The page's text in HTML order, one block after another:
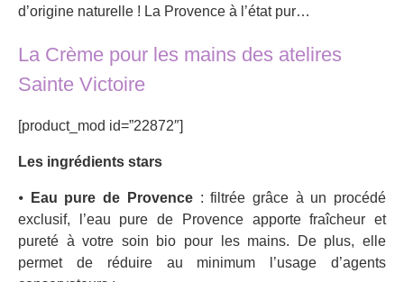
d’origine naturelle ! La Provence à l’état pur…
La Crème pour les mains des atelires
Sainte Victoire
[product_mod id=”22872″]
Les ingrédients stars
⦁ Eau pure de Provence: filtrée grâce à un procédé
exclusif, l’eau pure de Provence apporte fraîcheur et
pureté à votre soin bio pour les mains. De plus, elle
permet de réduire au minimum l’usage d’agents